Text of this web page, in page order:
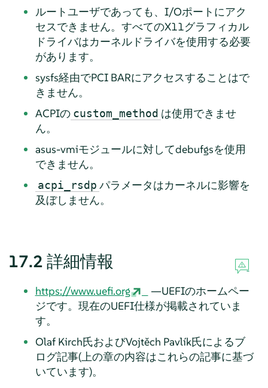
ルートユーザであっても、I/Oポートにアク
セスできません。すべてのX11グラフィカル
ドライバはカーネルドライバを使用する必要
があります。
sysfs経由でPCI BARにアクセスすることはで
きません。
ACPIの custom_method は使用できませ
ん。
asus-vmiモジュールに対してdebufgsを使用
できません。
acpi_rsdp パラメータはカーネルに影響を
及ぼしません。
17.2 詳細情報
https://www.uefi.org
—UEFIのホームペー
ジです。現在のUEFI仕様が掲載されていま
す。
Olaf Kirch氏およびVojtěch Pavlík氏によるブ
ログ記事(上の章の内容はこれらの記事に基づ
いています)。